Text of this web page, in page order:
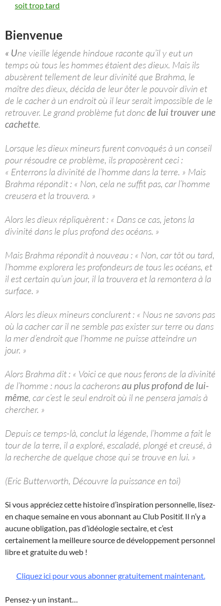
soit trop tard
Bienvenue
« Une vieille légende hindoue raconte qu’il y eut un
temps où tous les hommes étaient des dieux. Mais ils
abusèrent tellement de leur divinité que Brahma, le
maître des dieux, décida de leur ôter le pouvoir divin et
de le cacher à un endroit où il leur serait impossible de le
retrouver. Le grand problème fut doncde lui trouver une
cachette.
Lorsque les dieux mineurs furent convoqués à un conseil
pour résoudre ce problème, ils proposèrent ceci :
« Enterrons la divinité de l’homme dans la terre. » Mais
Brahma répondit : « Non, cela ne suffit pas, car l’homme
creusera et la trouvera. »
Alors les dieux répliquèrent : « Dans ce cas, jetons la
divinité dans le plus profond des océans. »
Mais Brahma répondit à nouveau : « Non, car tôt ou tard,
l’homme explorera les profondeurs de tous les océans, et
il est certain qu’un jour, il la trouvera et la remontera à la
surface. »
Alors les dieux mineurs conclurent : « Nous ne savons pas
où la cacher car il ne semble pas exister sur terre ou dans
la mer d’endroit que l’homme ne puisse atteindre un
jour. »
Alors Brahma dit : « Voici ce que nous ferons de la divinité
de l’homme : nous la cacheronsau plus profond de lui-
même, car c’est le seul endroit où il ne pensera jamais à
chercher. »
Depuis ce temps-là, conclut la légende, l’homme a fait le
tour de la terre, il a exploré, escaladé, plongé et creusé, à
la recherche de quelque chose qui se trouve en lui. »
(Eric Butterworth, Découvre la puissance en toi)
Si vous appréciez cette histoire d’inspiration personnelle, lisez-
en chaque semaine en vous abonnant au Club Positif. Il n’y a
aucune obligation, pas d’idéologie sectaire, et c’est
certainement la meilleure source de développement personnel
libre et gratuite du web !
Cliquez ici pour vous abonner gratuitement maintenant.
Pensez-y un instant…